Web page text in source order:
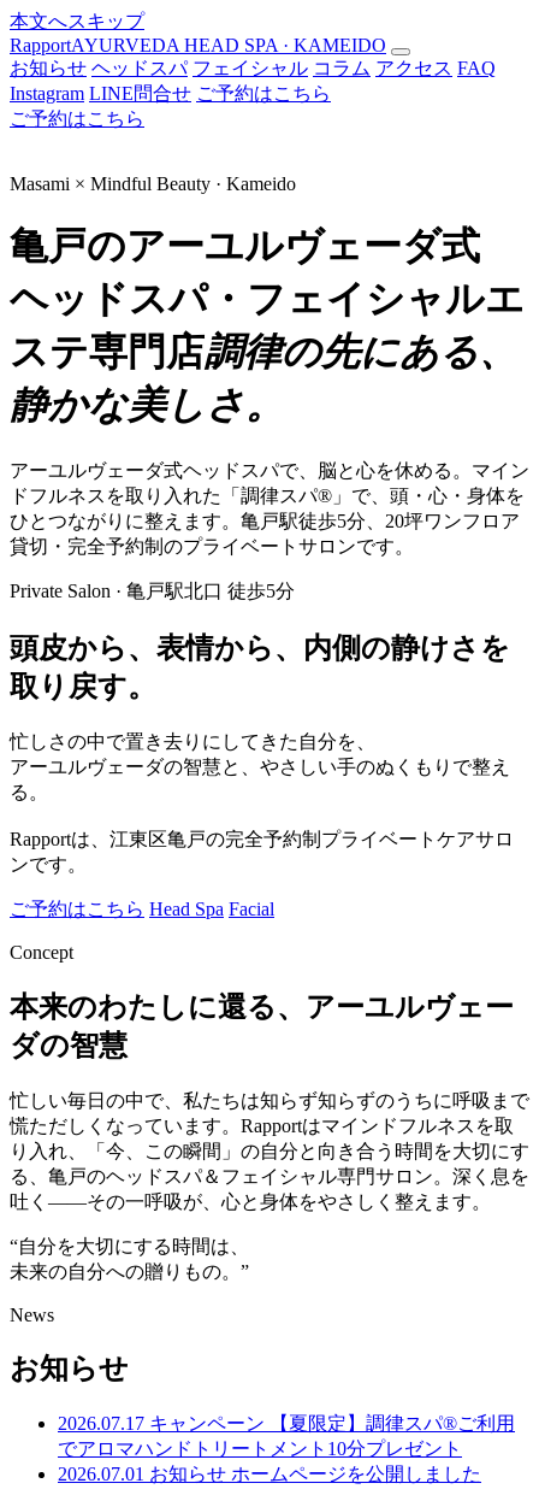
本文へスキップ
RapportAYURVEDA HEAD SPA · KAMEIDO
お知らせ ヘッドスパ フェイシャル コラム アクセス FAQ
Instagram LINE問合せ ご予約はこちら
ご予約はこちら
Masami × Mindful Beauty · Kameido
亀戸のアーユルヴェーダ式
ヘッドスパ・フェイシャルエ
ステ専門店調律の先にある、
静かな美しさ。
アーユルヴェーダ式ヘッドスパで、脳と心を休める。マイン
ドフルネスを取り入れた「調律スパ®」で、頭・心・身体を
ひとつながりに整えます。亀戸駅徒歩5分、20坪ワンフロア
貸切・完全予約制のプライベートサロンです。
Private Salon · 亀戸駅北口 徒歩5分
頭皮から、表情から、 内側の静けさを
取り戻す。
忙しさの中で置き去りにしてきた自分を、
アーユルヴェーダの智慧と、やさしい手のぬくもりで整え
る。
Rapportは、江東区亀戸の完全予約制プライベートケアサロ
ンです。
ご予約はこちら Head Spa Facial
Concept
本来のわたしに還る、 アーユルヴェー
ダの智慧
忙しい毎日の中で、私たちは知らず知らずのうちに呼吸まで
慌ただしくなっています。Rapportはマインドフルネスを取
り入れ、「今、この瞬間」の自分と向き合う時間を大切にす
る、亀戸のヘッドスパ＆フェイシャル専門サロン。深く息を
吐く——その一呼吸が、心と身体をやさしく整えます。
“自分を大切にする時間は、
未来の自分への贈りもの。”
News
お知らせ
2026.07.17 キャンペーン
【夏限定】調律スパ®ご利用
でアロマハンドトリートメント10分プレゼント
2026.07.01 お知らせ ホームページを公開しました